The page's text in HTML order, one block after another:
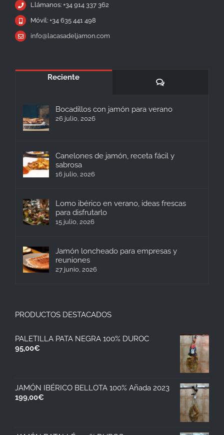
Llámanos: +34 914 337 362
Móvil: +34 635 441 498
info@lacasadeljamon.com
Reciente
Comentarios
Bocadillos con jamón para verano
26 julio, 2026
Canelones de jamón, receta fácil y
sabrosa
16 julio, 2026
Lomo ibérico en verano, ideas frescas
para disfrutarlo
15 julio, 2026
Jamón loncheado para empresas y
reuniones
27 junio, 2026
PRODUCTOS DESTACADOS
PALETILLA PATA NEGRA 100% DUROC
95,00€
JAMÓN IBÉRICO BELLOTA 100% Añada 2023
199,00€